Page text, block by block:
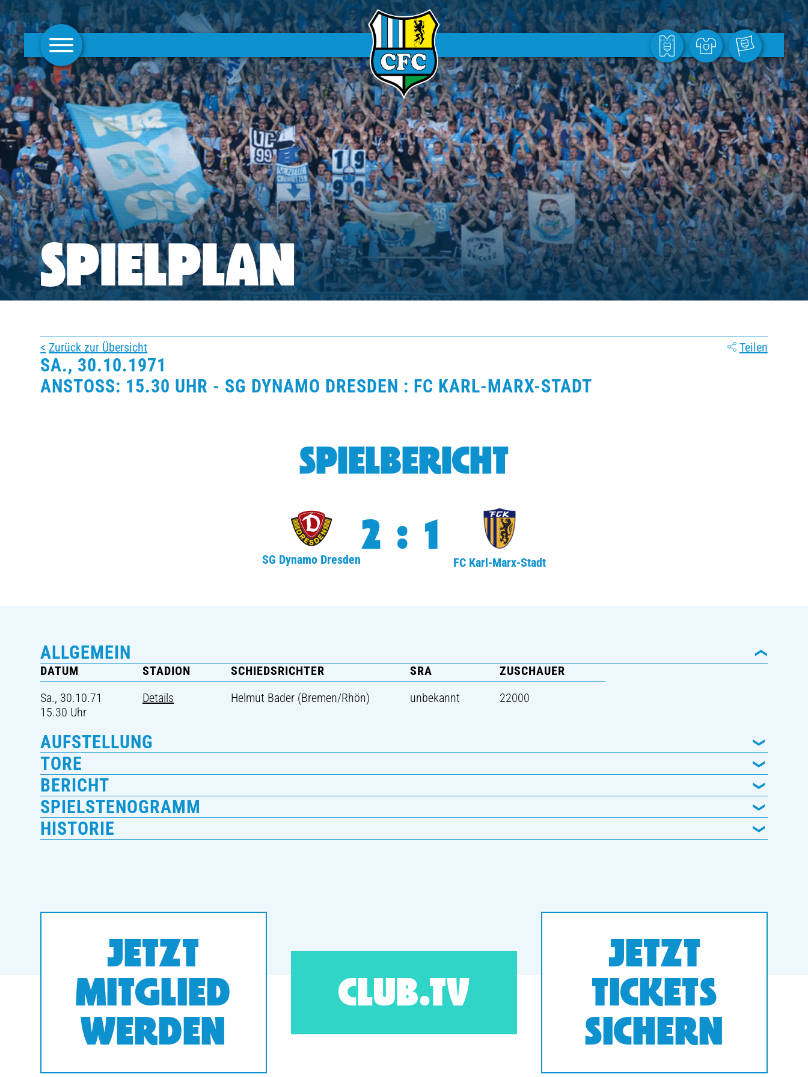
AKTUELLES
1. MANNSCHAFT
FRAUEN
CAMPUS
CLUB
CLUBMITGLIEDSCHAFT
BUSINESS
SÜDKURVE
TICKETING
SPIELPLAN
Zurück zur Übersicht Teilen
SA., 30.10.1971
ANSTOSS: 15.30 UHR - SG DYNAMO DRESDEN : FC KARL-MARX-STADT
SPIELBERICHT
SG Dynamo Dresden2:1
FC Karl-Marx-Stadt
ALLGEMEIN
DATUM
Sa., 30.10.71
15.30 Uhr
STADION
Details
SCHIEDSRICHTER
Helmut Bader (Bremen/Rhön)
SRA
unbekannt
ZUSCHAUER
22000
AUFSTELLUNG
TORE
BERICHT
SPIELSTENOGRAMM
HISTORIE
JETZT
MITGLIED
WERDEN
CLUB.TV
JETZT
TICKETS
SICHERN